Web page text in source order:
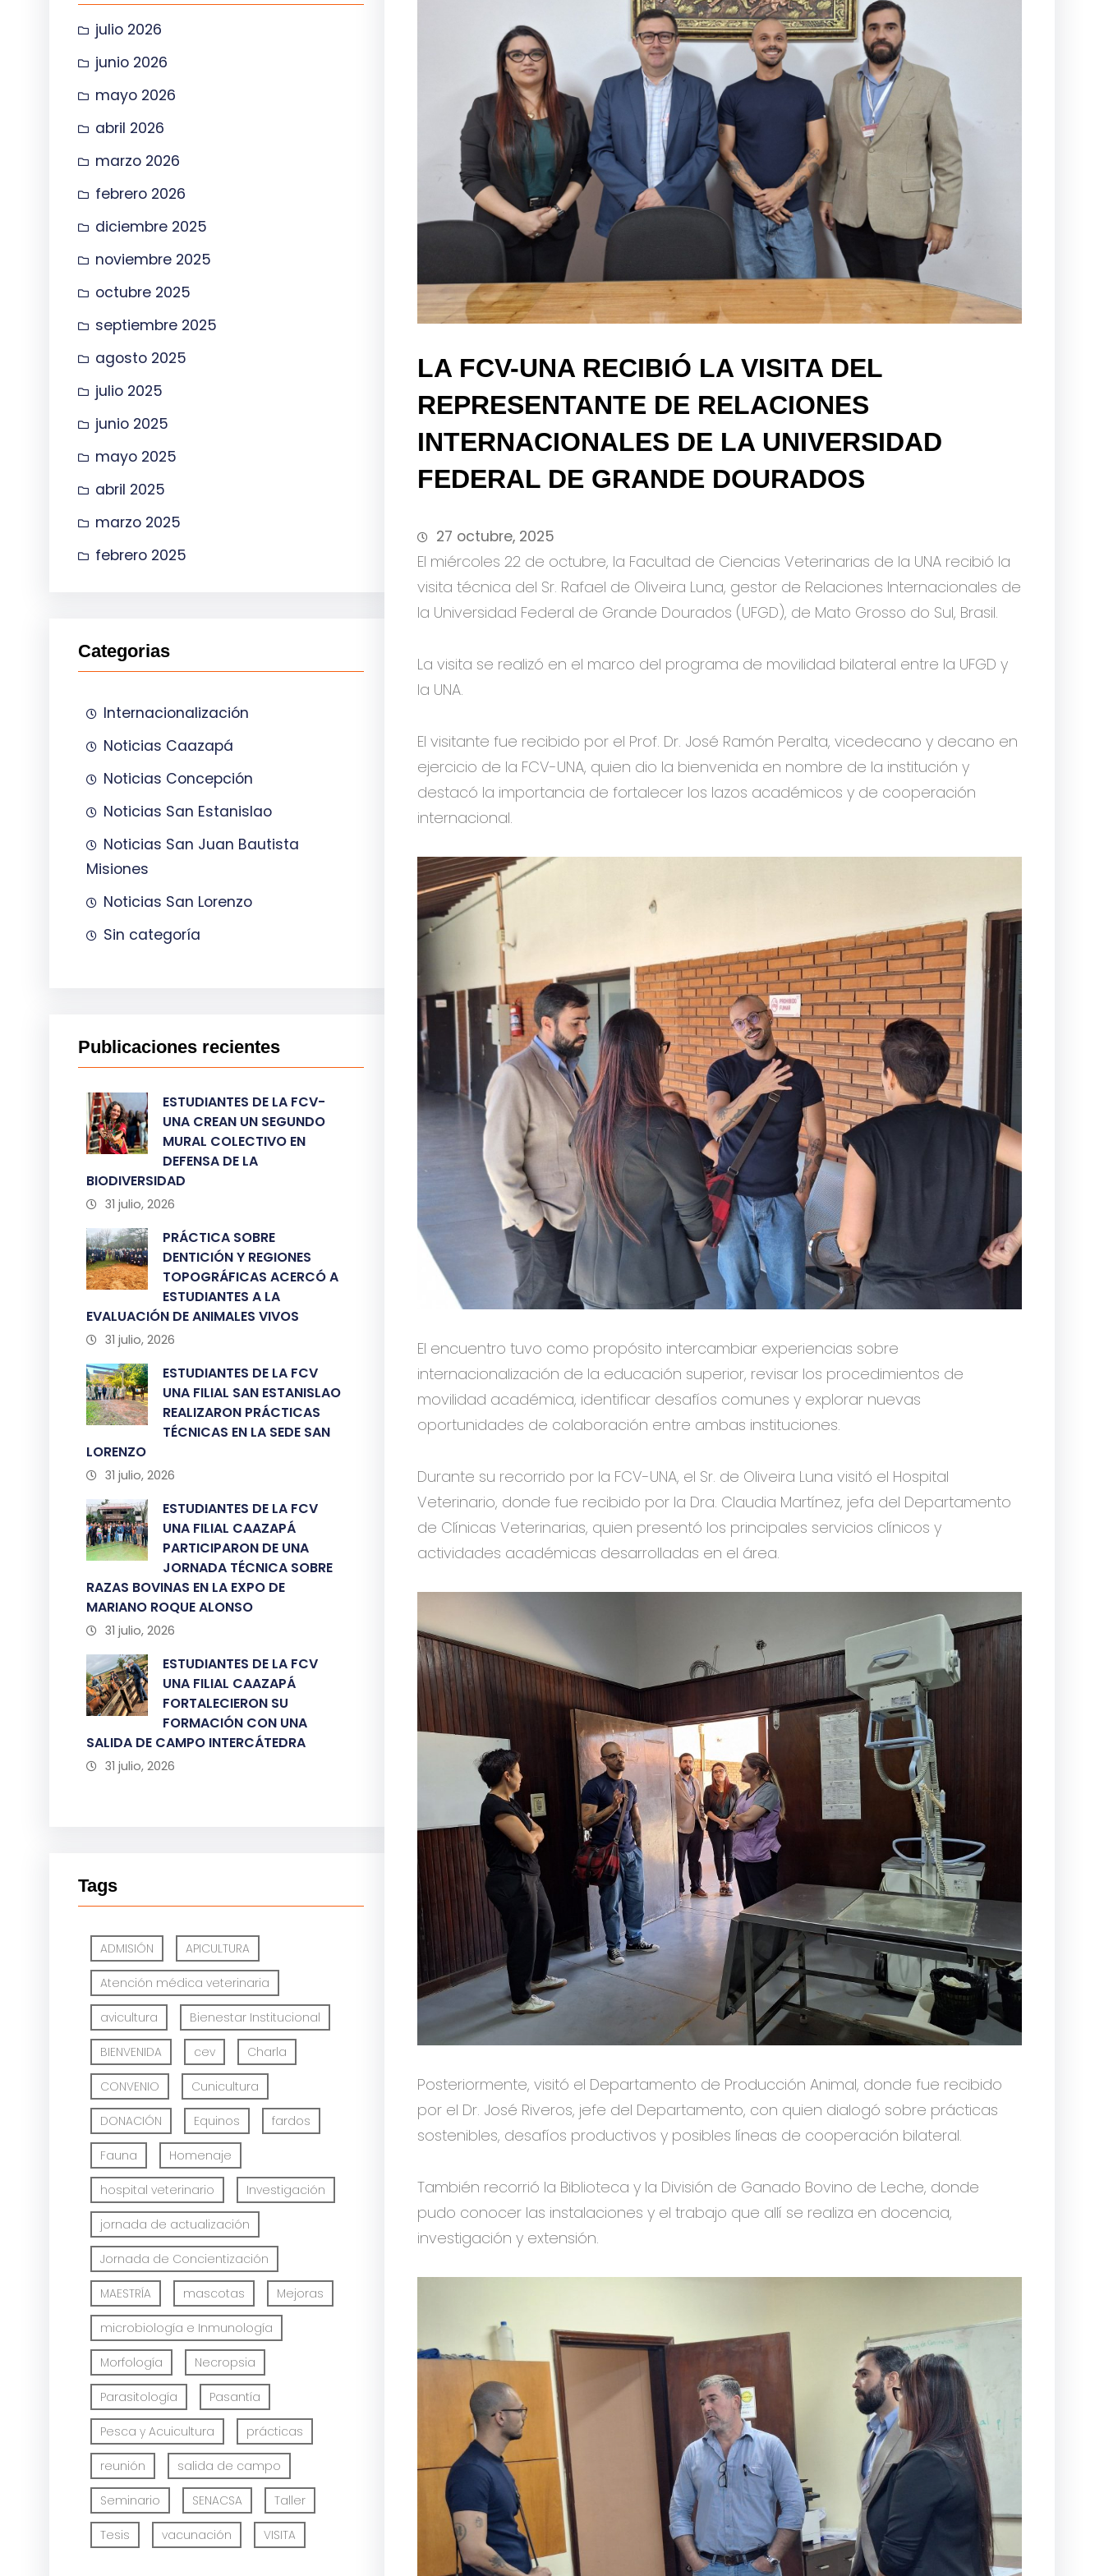
julio 2026
junio 2026
mayo 2026
abril 2026
marzo 2026
febrero 2026
diciembre 2025
noviembre 2025
octubre 2025
septiembre 2025
agosto 2025
julio 2025
junio 2025
mayo 2025
abril 2025
marzo 2025
febrero 2025
Categorias
Internacionalización
Noticias Caazapá
Noticias Concepción
Noticias San Estanislao
Noticias San Juan Bautista
Misiones
Noticias San Lorenzo
Sin categoría
Publicaciones recientes
ESTUDIANTES DE LA FCV-
UNA CREAN UN SEGUNDO
MURAL COLECTIVO EN
DEFENSA DE LA
BIODIVERSIDAD
31 julio, 2026
PRÁCTICA SOBRE
DENTICIÓN Y REGIONES
TOPOGRÁFICAS ACERCÓ A
ESTUDIANTES A LA
EVALUACIÓN DE ANIMALES VIVOS
31 julio, 2026
ESTUDIANTES DE LA FCV
UNA FILIAL SAN ESTANISLAO
REALIZARON PRÁCTICAS
TÉCNICAS EN LA SEDE SAN
LORENZO
31 julio, 2026
ESTUDIANTES DE LA FCV
UNA FILIAL CAAZAPÁ
PARTICIPARON DE UNA
JORNADA TÉCNICA SOBRE
RAZAS BOVINAS EN LA EXPO DE
MARIANO ROQUE ALONSO
31 julio, 2026
ESTUDIANTES DE LA FCV
UNA FILIAL CAAZAPÁ
FORTALECIERON SU
FORMACIÓN CON UNA
SALIDA DE CAMPO INTERCÁTEDRA
31 julio, 2026
Tags
ADMISIÓN APICULTURA
Atención médica veterinaria
avicultura Bienestar Institucional
BIENVENIDA cev Charla
CONVENIO Cunicultura
DONACIÓN Equinos fardos
Fauna Homenaje
hospital veterinario Investigación
jornada de actualización
Jornada de Concientización
MAESTRÍA mascotas Mejoras
microbiología e Inmunología
Morfología Necropsia
Parasitología Pasantía
Pesca y Acuicultura prácticas
reunión salida de campo
Seminario SENACSA Taller
Tesis vacunación VISITA
LA FCV-UNA RECIBIÓ LA VISITA DEL
REPRESENTANTE DE RELACIONES
INTERNACIONALES DE LA UNIVERSIDAD
FEDERAL DE GRANDE DOURADOS
27 octubre, 2025
El miércoles 22 de octubre, la Facultad de Ciencias Veterinarias de la UNA recibió la
visita técnica del Sr. Rafael de Oliveira Luna, gestor de Relaciones Internacionales de
la Universidad Federal de Grande Dourados (UFGD), de Mato Grosso do Sul, Brasil.
La visita se realizó en el marco del programa de movilidad bilateral entre la UFGD y
la UNA.
El visitante fue recibido por el Prof. Dr. José Ramón Peralta, vicedecano y decano en
ejercicio de la FCV-UNA, quien dio la bienvenida en nombre de la institución y
destacó la importancia de fortalecer los lazos académicos y de cooperación
internacional.
El encuentro tuvo como propósito intercambiar experiencias sobre
internacionalización de la educación superior, revisar los procedimientos de
movilidad académica, identificar desafíos comunes y explorar nuevas
oportunidades de colaboración entre ambas instituciones.
Durante su recorrido por la FCV-UNA, el Sr. de Oliveira Luna visitó el Hospital
Veterinario, donde fue recibido por la Dra. Claudia Martínez, jefa del Departamento
de Clínicas Veterinarias, quien presentó los principales servicios clínicos y
actividades académicas desarrolladas en el área.
Posteriormente, visitó el Departamento de Producción Animal, donde fue recibido
por el Dr. José Riveros, jefe del Departamento, con quien dialogó sobre prácticas
sostenibles, desafíos productivos y posibles líneas de cooperación bilateral.
También recorrió la Biblioteca y la División de Ganado Bovino de Leche, donde
pudo conocer las instalaciones y el trabajo que allí se realiza en docencia,
investigación y extensión.